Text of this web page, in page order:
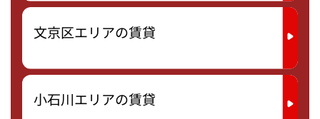
文京区エリアの賃貸
小石川エリアの賃貸